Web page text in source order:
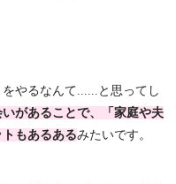
やるなんて......と思ってし
があることで、「家庭や夫
もあるあるみたいです。